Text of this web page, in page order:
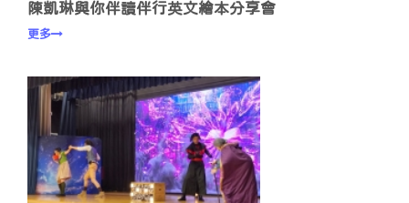
陳凱琳與你伴讀伴行英文繪本分享會
更多